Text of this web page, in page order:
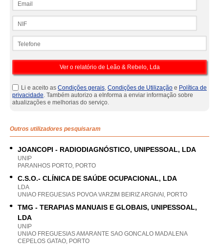
Li e aceito as Condições gerais, Condições de Utilização e Política de
privacidade. Também autorizo a eInforma a enviar informação sobre
atualizações e melhorias do serviço.
Outros utilizadores pesquisaram
JOANCOPI - RADIODIAGNÓSTICO, UNIPESSOAL, LDA
UNIP
PARANHOS PORTO, PORTO
C.S.O.- CLÍNICA DE SAÚDE OCUPACIONAL, LDA
LDA
UNIAO FREGUESIAS POVOA VARZIM BEIRIZ ARGIVAI, PORTO
TMG - TERAPIAS MANUAIS E GLOBAIS, UNIPESSOAL,
LDA
UNIP
UNIAO FREGUESIAS AMARANTE SAO GONCALO MADALENA
CEPELOS GATAO, PORTO